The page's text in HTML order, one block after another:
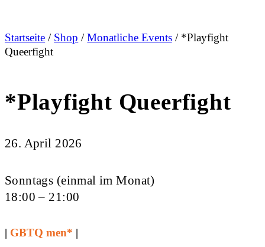
Startseite / Shop /Monatliche Events/ *Playfight
Queerfight
*Playfight Queerfight
26. April 2026
Sonntags (einmal im Monat)
18:00 – 21:00
| GBTQ men* |